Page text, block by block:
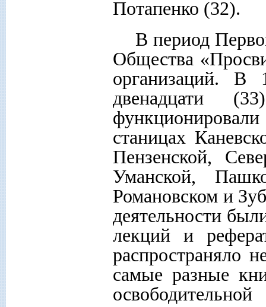
Потапенко (32).
В период
Общества
организаций. В
двенадцати
станицах
Пензенской,
Уманской,
Романовском и
деятельности
лекций и
распространяло
самые разные